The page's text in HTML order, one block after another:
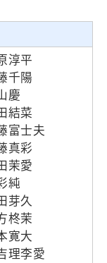
淳平
千陽
慶
結菜
富士夫
真彩
茉愛
純
芽久
柊茉
寛大
理李愛